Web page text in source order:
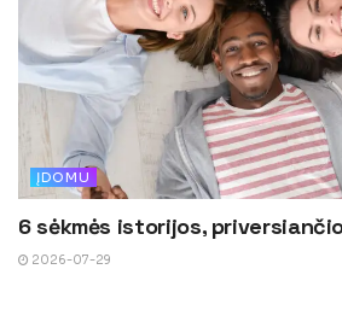
ĮDOMU
6 sėkmės istorijos,
2026-07-29